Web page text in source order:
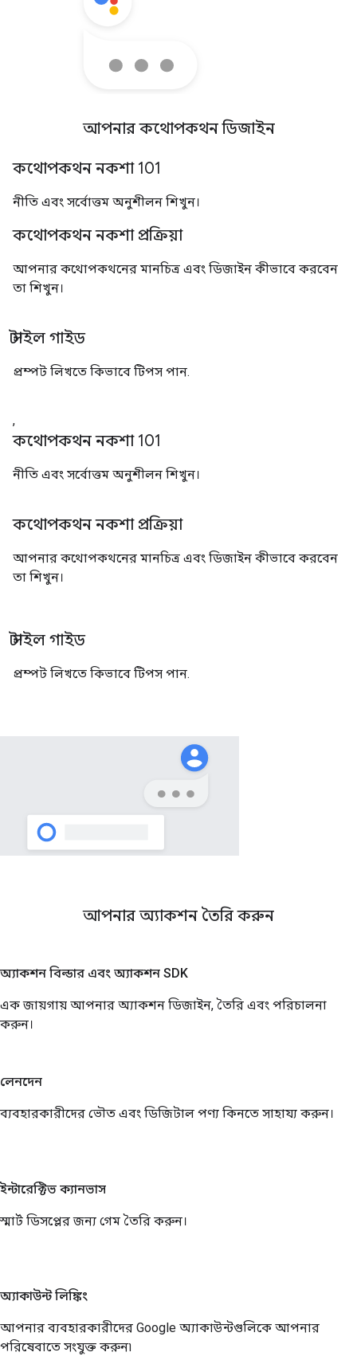
আপনার কথোপকথন ডিজাইন
কথোপকথন নকশা 101
নীতি এবং সর্বোত্তম অনুশীলন শিখুন।
কথোপকথন নকশা প্রক্রিয়া
আপনার কথোপকথনের মানচিত্র এবং ডিজাইন কীভাবে করবেন
তা শিখুন।
স্টাইল গাইড
প্রম্পট লিখতে কিভাবে টিপস পান.
,
কথোপকথন নকশা 101
নীতি এবং সর্বোত্তম অনুশীলন শিখুন।
কথোপকথন নকশা প্রক্রিয়া
আপনার কথোপকথনের মানচিত্র এবং ডিজাইন কীভাবে করবেন
তা শিখুন।
স্টাইল গাইড
প্রম্পট লিখতে কিভাবে টিপস পান.
আপনার অ্যাকশন তৈরি করুন
অ্যাকশন বিল্ডার এবং অ্যাকশন SDK
এক জায়গায় আপনার অ্যাকশন ডিজাইন, তৈরি এবং পরিচালনা
করুন।
লেনদেন
ব্যবহারকারীদের ভৌত এবং ডিজিটাল পণ্য কিনতে সাহায্য করুন।
ইন্টারেক্টিভ ক্যানভাস
স্মার্ট ডিসপ্লের জন্য গেম তৈরি করুন।
অ্যাকাউন্ট লিঙ্কিং
আপনার ব্যবহারকারীদের Google অ্যাকাউন্টগুলিকে আপনার
পরিষেবাতে সংযুক্ত করুন৷